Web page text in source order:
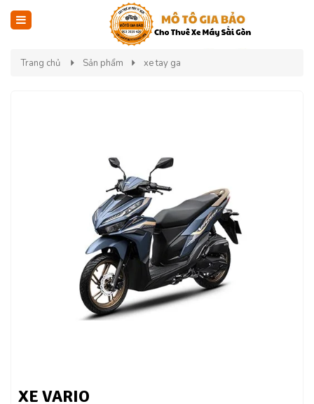
Trang chủ Sản phẩm xe tay ga
XE VARIO